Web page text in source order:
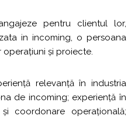
pentru clientul lor,
in incoming, o persoana
și proiecte.
relevanță în industria
de incoming; experiență în
coordonare operațională;